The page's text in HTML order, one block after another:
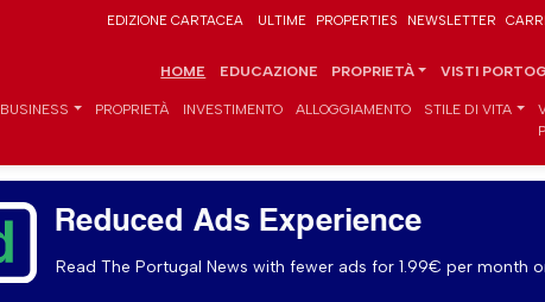
EDIZIONE CARTACEA ULTIME PROPERTIES NEWSLETTER
HOME EDUCAZIONE PROPRIETÀ VISTI
BUSINESS PROPRIETÀ INVESTIMENTO ALLOGGIAMENTO STILE DI VITA
Reduced Ads Experience
Read The Portugal News with fewer ads for 1.99€ per month